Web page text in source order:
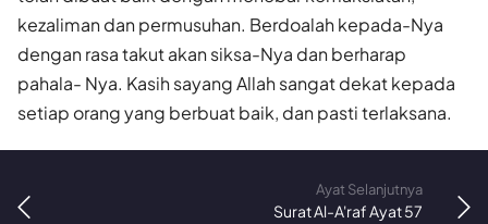
kezaliman dan permusuhan. Berdoalah kepada-Nya
dengan rasa takut akan siksa-Nya dan berharap
pahala- Nya. Kasih sayang Allah sangat dekat kepada
setiap orang yang berbuat baik, dan pasti terlaksana.
Ayat Selanjutnya
Surat Al-A'raf Ayat 57